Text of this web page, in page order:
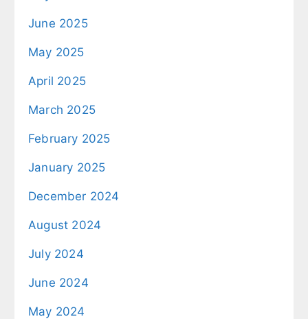
June 2025
May 2025
April 2025
March 2025
February 2025
January 2025
December 2024
August 2024
July 2024
June 2024
May 2024